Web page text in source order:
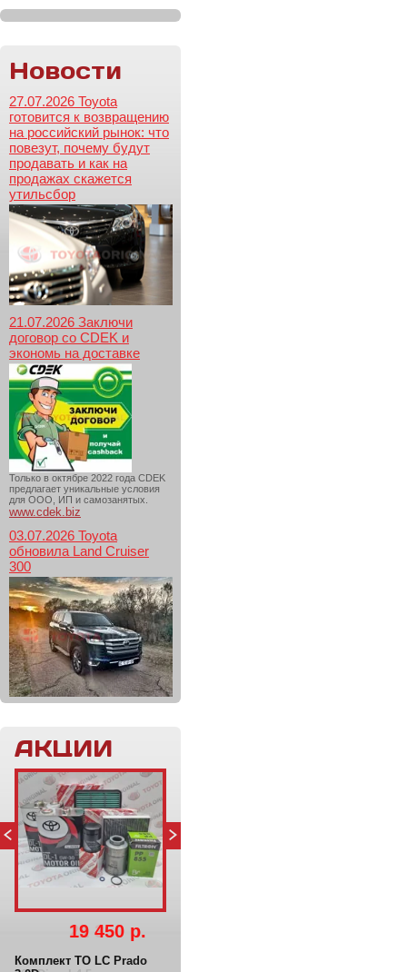
Новости
27.07.2026 Toyota
готовится к возвращению
на российский рынок: что
повезут, почему будут
продавать и как на
продажах скажется
утильсбор
21.07.2026 Заключи
договор со CDEK и
экономь на доставке
Только в октябре 2022 года CDEK
предлагает уникальные условия
для ООО, ИП и самозанятых.
www.cdek.biz
03.07.2026 Toyota
обновила Land Cruiser
300
АКЦИИ
19 450 р.
Комплект ТО LC Prado